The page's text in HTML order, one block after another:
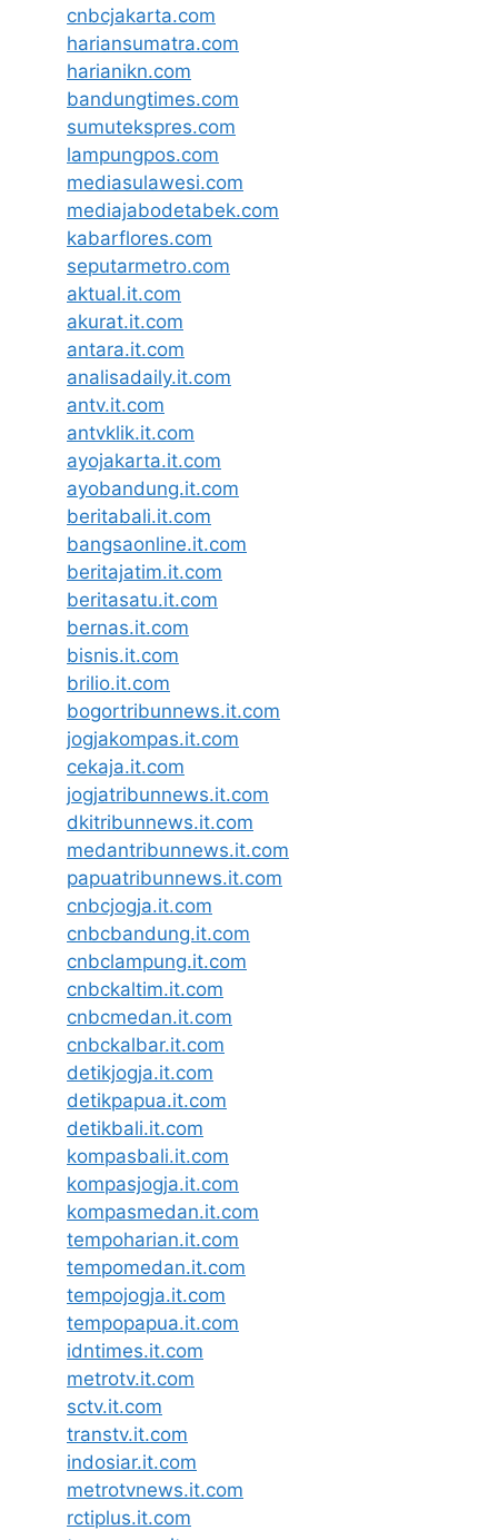
cnbcjakarta.com
hariansumatra.com
harianikn.com
bandungtimes.com
sumutekspres.com
lampungpos.com
mediasulawesi.com
mediajabodetabek.com
kabarflores.com
seputarmetro.com
aktual.it.com
akurat.it.com
antara.it.com
analisadaily.it.com
antv.it.com
antvklik.it.com
ayojakarta.it.com
ayobandung.it.com
beritabali.it.com
bangsaonline.it.com
beritajatim.it.com
beritasatu.it.com
bernas.it.com
bisnis.it.com
brilio.it.com
bogortribunnews.it.com
jogjakompas.it.com
cekaja.it.com
jogjatribunnews.it.com
dkitribunnews.it.com
medantribunnews.it.com
papuatribunnews.it.com
cnbcjogja.it.com
cnbcbandung.it.com
cnbclampung.it.com
cnbckaltim.it.com
cnbcmedan.it.com
cnbckalbar.it.com
detikjogja.it.com
detikpapua.it.com
detikbali.it.com
kompasbali.it.com
kompasjogja.it.com
kompasmedan.it.com
tempoharian.it.com
tempomedan.it.com
tempojogja.it.com
tempopapua.it.com
idntimes.it.com
metrotv.it.com
sctv.it.com
transtv.it.com
indosiar.it.com
metrotvnews.it.com
rctiplus.it.com